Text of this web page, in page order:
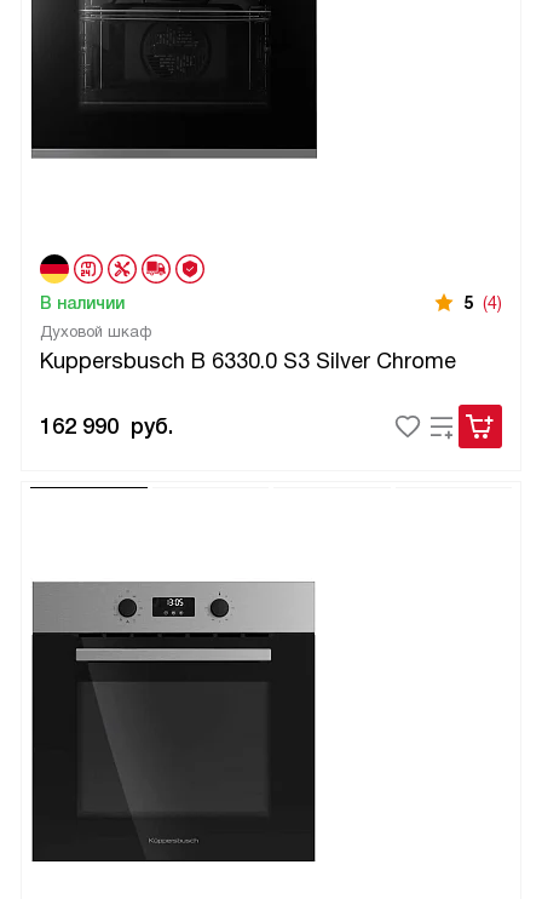
Духовой шкаф
Kuppersbusch B 6330.0 S3 Silver Chrome
В наличии 5 (4)
162 990 руб.